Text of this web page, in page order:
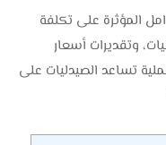
المؤثرة على تكلفة
وتقديرات أسعار
تساعد الصيدليات على